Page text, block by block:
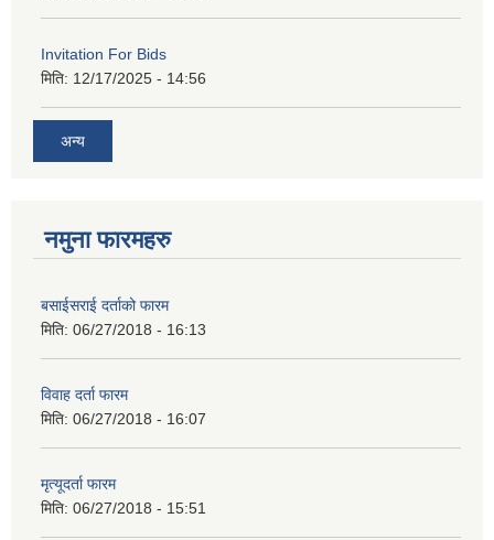
Invitation For Bids
मिति: 12/17/2025 - 14:56
अन्य
नमुना फारमहरु
बसाईसराई दर्ताको फारम
मिति: 06/27/2018 - 16:13
विवाह दर्ता फारम
मिति: 06/27/2018 - 16:07
मृत्यूदर्ता फारम
मिति: 06/27/2018 - 15:51